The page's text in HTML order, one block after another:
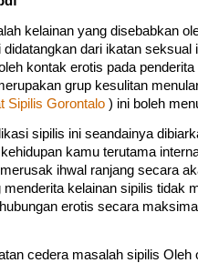
kelainan yang disebabkan
didatangkan dari ikatan seksual
kontak erotis pada
grup kesulitan
Sipilis Gorontalo) ini boleh
sipilis ini seandainya
kamu terutama
ihwal ranjang secara
kelainan sipilis tidak
erotis secara
cedera masalah sipilis Oleh